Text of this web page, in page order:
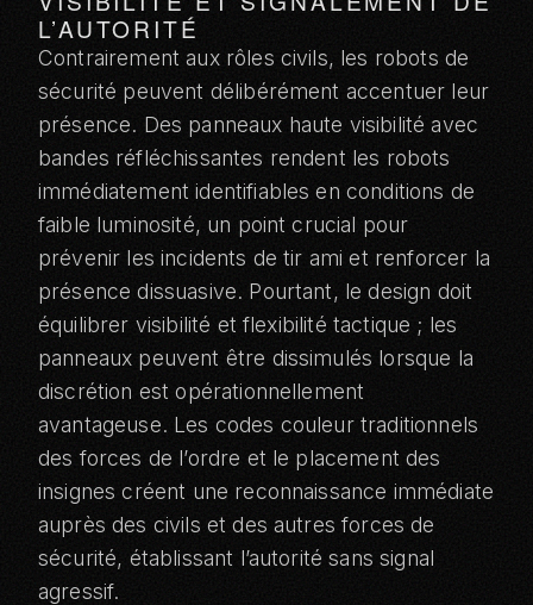
L’AUTORITÉ
Contrairement aux rôles civils, les robots de
sécurité peuvent délibérément accentuer leur
présence. Des panneaux haute visibilité avec
bandes réfléchissantes rendent les robots
immédiatement identifiables en conditions de
faible luminosité, un point crucial pour
prévenir les incidents de tir ami et renforcer la
présence dissuasive. Pourtant, le design doit
équilibrer visibilité et flexibilité tactique ; les
panneaux peuvent être dissimulés lorsque la
discrétion est opérationnellement
avantageuse. Les codes couleur traditionnels
des forces de l’ordre et le placement des
insignes créent une reconnaissance immédiate
auprès des civils et des autres forces de
sécurité, établissant l’autorité sans signal
agressif.